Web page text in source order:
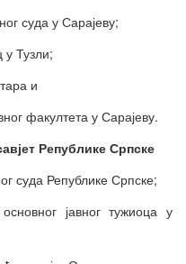
суда у Сарајеву;
у Тузли;
и
факултета у Сарајеву.
Републике Српске
суда Републике Српске;
јавног тужиоца у